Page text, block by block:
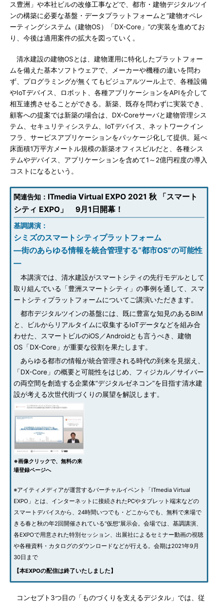
ス豊洲」や本社ビルの改修工事などで、都市・建物デジタルツイ
ンの構築に必要な基盤・データプラットフォームと“建物オペレ
ーティングシステム（建物OS）「DX-Core」”の実装を進めてお
り、今後は適用案件の拡大を図っていく。
清水建設の建物OSとは、建物運用に特化したプラットフォー
ムを備えた基本ソフトウェアで、メーカーや機種の違いを問わ
ず、プログラミングが無くてもビジュアルツール上で、各種設備
やIoTデバイス、ロボット、各種アプリケーションをAPIを介して
相互連携させることができる。新築、既存を問わずに実装でき、
顧客への提案では新築の場合は、DX-Coreサーバと建物管理シス
テム、セキュリティシステム、IoTデバイス、ネットワークイン
フラ、サービスアプリケーションをパッケージ化して提供。延べ
床面積1万平方メートル規模の新築オフィスビルだと、各種シス
テムやデバイス、アプリケーションを含めて1～2億円程度の導入
コストになるという。
関連告知： ITmedia Virtual EXPO 2021 秋 「スマート
シティ EXPO」 9月1日開幕！
基調講演：
シミズのスマートシティプラットフォーム
―街のあらゆる情報を統合管理する“都市OS”の可能性
―
本講演では、清水建設がスマートシティの先行モデルとして
取り組んでいる「豊洲スマートシティ」の事例を通して、スマ
ートシティプラットフォームについてご講演いただきます。
都市デジタルツインの基盤には、既に豊富な知見のあるBIM
と、ビルからリアルタイムに収集するIoTデータなどを組み合
わせた、スマートビルのiOS／Androidとも言うべき、建物
OS「DX-Core」が重要な役割を果たします。
あらゆる都市の情報が統合管理される時代の到来を見据え、
「DX-Core」の概要と可能性をはじめ、フィジカル／サイバー
の両空間を創造する企業体“デジタルゼネコン”を目指す清水建
設が考える次世代街づくりの展望を解説します。
※画像クリックで、無料の来
場登録ページへ
※アイティメディアが運営するバーチャルイベント「ITmedia Virtual
EXPO」とは、インターネットに接続されたPCやタブレット端末などの
スマートデバイスから、24時間いつでも・どこからでも、無料で来場で
きる春と秋の年2回開催されている“仮想”展示会。会場では、基調講演、
各EXPOで用意された特別セッション、出展社によるセミナー動画の視聴
や各種資料・カタログのダウンロードなどが行える。会期は2021年9月
30日まで
【本EXPOの配信は終了いたしました】
コンセプト3つ目の「ものづくりを支えるデジタル」では、従